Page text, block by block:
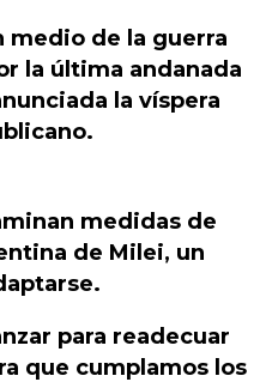
medio de la guerra
la última andanada
la víspera
medidas de
de Milei, un
para readecuar
que cumplamos los